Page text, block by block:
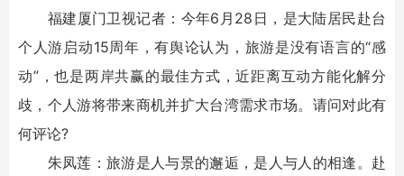
福建厦门卫视记者：今年6月28日，是大陆居民赴台
个人游启动15周年，有舆论认为，旅游是没有语言的“感
动”，也是两岸共赢的最佳方式，近距离互动方能化解分
歧，个人游将带来商机并扩大台湾需求市场。请问对此有
何评论?
朱凤莲：旅游是人与景的邂逅，是人与人的相逢。赴